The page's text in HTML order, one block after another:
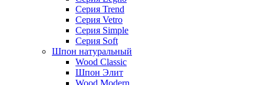
Серия Trend
Серия Vetro
Серия Simple
Серия Soft
Шпон натуральный
Wood Classic
Шпон Элит